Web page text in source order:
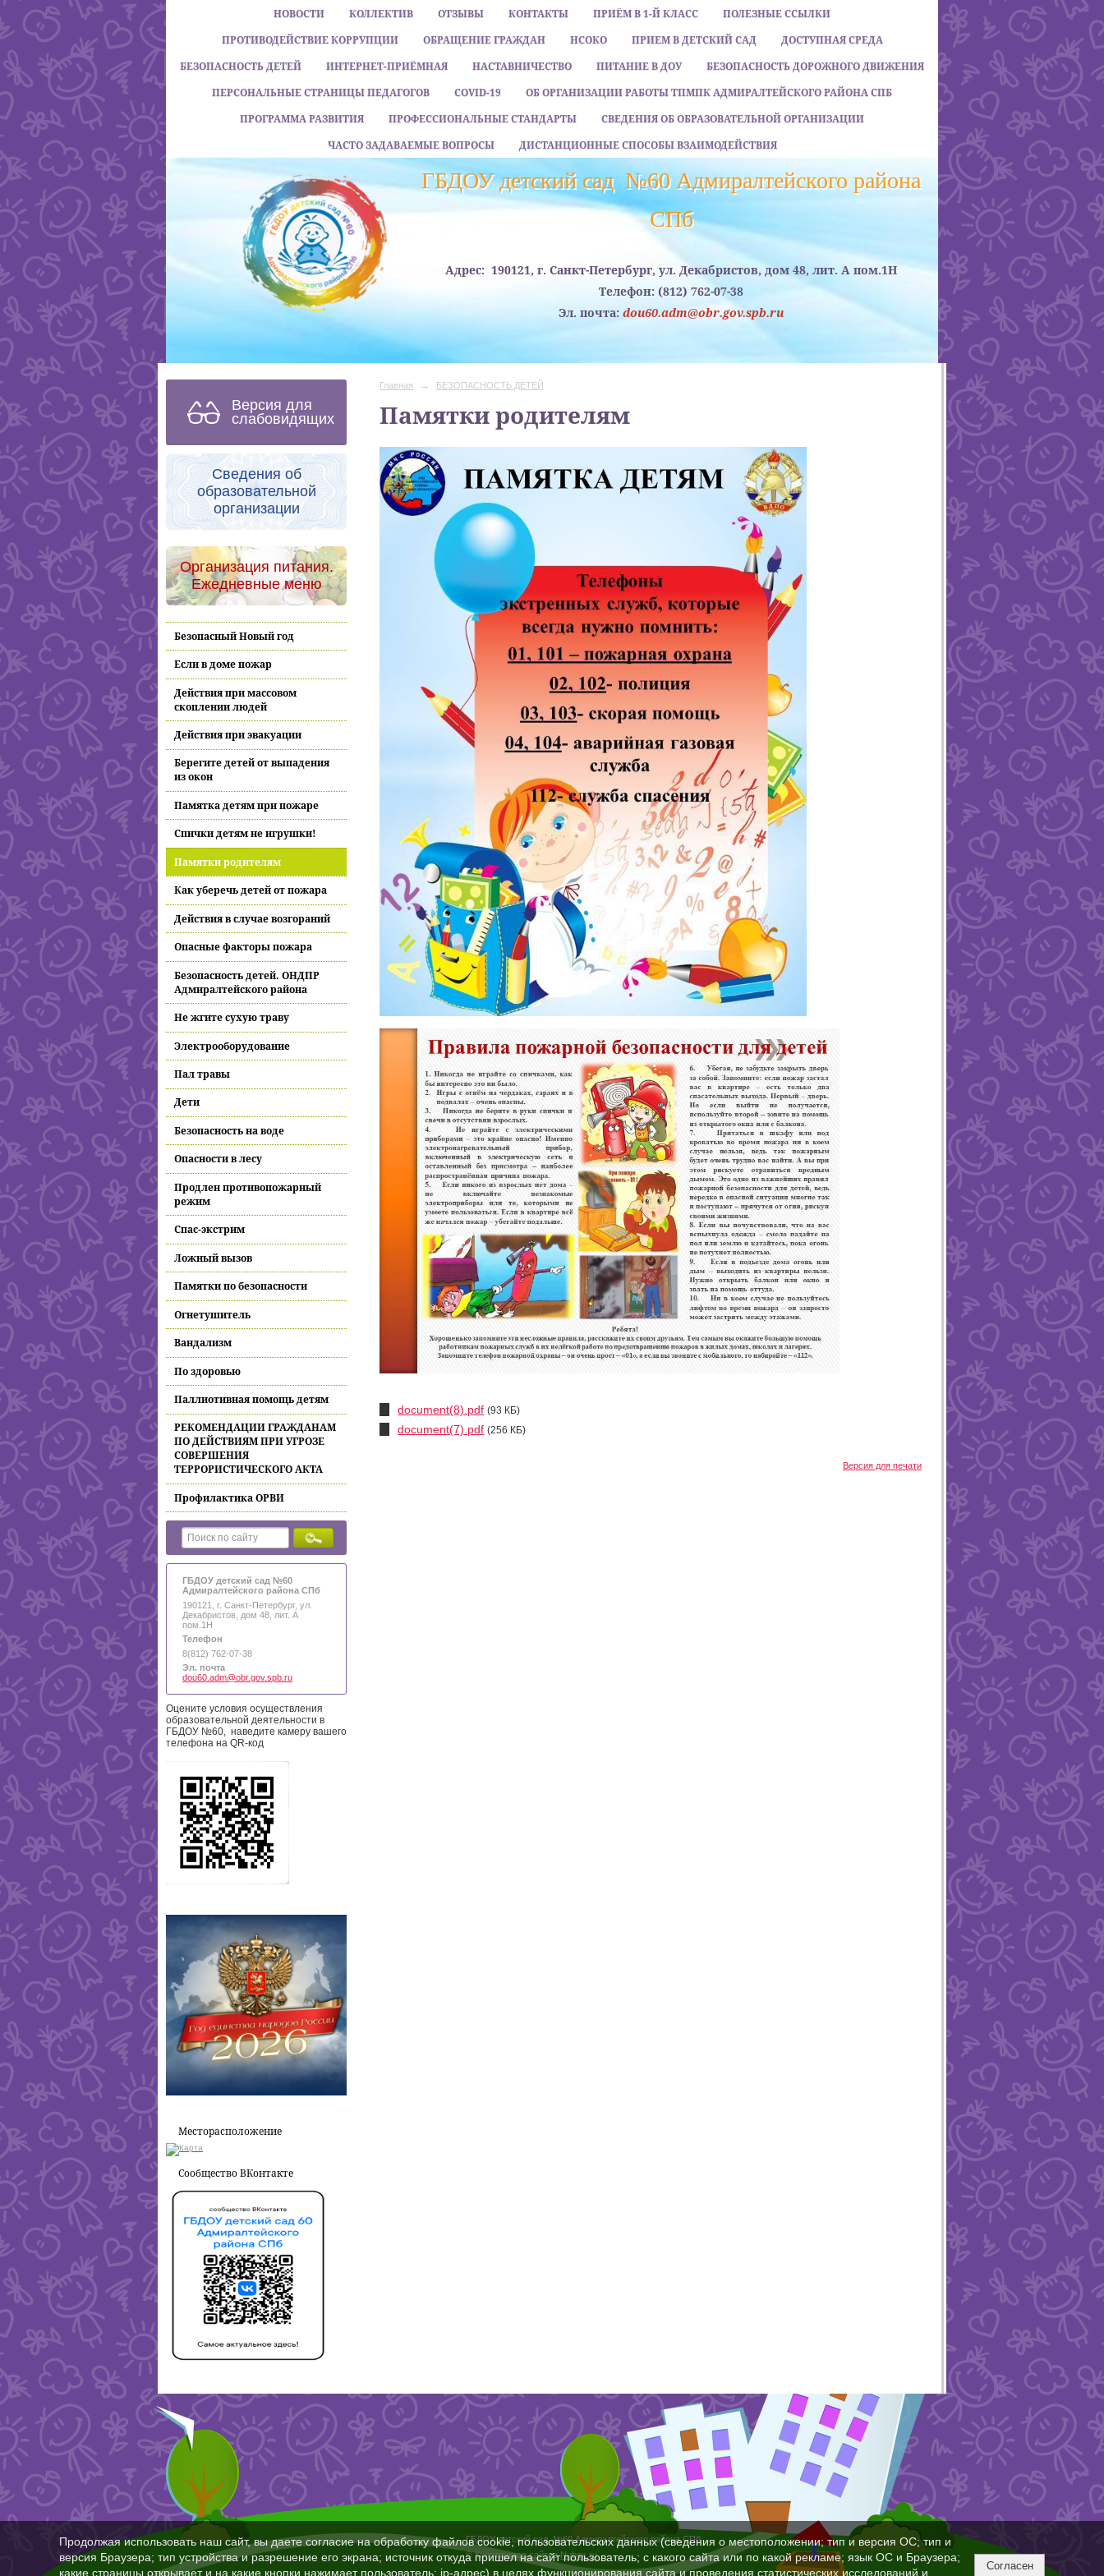
НОВОСТИ КОЛЛЕКТИВ ОТЗЫВЫ КОНТАКТЫ ПРИЁМ В 1-Й КЛАСС
ПОЛЕЗНЫЕ ССЫЛКИ
ПРОТИВОДЕЙСТВИЕ КОРРУПЦИИ
ОБРАЩЕНИЕ ГРАЖДАН НСОКО ПРИЕМ В ДЕТСКИЙ САД
ДОСТУПНАЯ СРЕДА
БЕЗОПАСНОСТЬ ДЕТЕЙ
ИНТЕРНЕТ-ПРИЁМНАЯ НАСТАВНИЧЕСТВО ПИТАНИЕ В ДОУ
БЕЗОПАСНОСТЬ ДОРОЖНОГО ДВИЖЕНИЯ
ПЕРСОНАЛЬНЫЕ СТРАНИЦЫ ПЕДАГОГОВ
COVID-19
ОБ ОРГАНИЗАЦИИ РАБОТЫ ТПМПК АДМИРАЛТЕЙСКОГО РАЙОНА СПБ
ПРОГРАММА РАЗВИТИЯ
ПРОФЕССИОНАЛЬНЫЕ СТАНДАРТЫ
СВЕДЕНИЯ ОБ ОБРАЗОВАТЕЛЬНОЙ ОРГАНИЗАЦИИ
ЧАСТО ЗАДАВАЕМЫЕ ВОПРОСЫ
ДИСТАНЦИОННЫЕ СПОСОБЫ ВЗАИМОДЕЙСТВИЯ
ГБДОУ детский сад №60 Адмиралтейского района
CПб
Адрес: 190121, г. Санкт-Петербург, ул. Декабристов, дом 48, лит. А пом.1Н
Телефон: (812) 762-07-38
Эл. почта: dou60.adm@obr.gov.spb.ru
Версия для
слабовидящих
Сведения об
образовательной
организации
Организация питания.
Ежедневные меню
Безопасный Новый год
Если в доме пожар
Действия при массовом
скоплении людей
Действия при эвакуации
Берегите детей от выпадения
из окон
Памятка детям при пожаре
Спички детям не игрушки!
Памятки родителям
Как уберечь детей от пожара
Действия в случае возгораний
Опасные факторы пожара
Безопасность детей. ОНДПР
Адмиралтейского района
Не жгите сухую траву
Электрооборудование
Пал травы
Дети
Безопасность на воде
Опасности в лесу
Продлен противопожарный
режим
Спас-экстрим
Ложный вызов
Памятки по безопасности
Огнетушитель
Вандализм
По здоровью
Паллиотивная помощь детям
РЕКОМЕНДАЦИИ ГРАЖДАНАМ
ПО ДЕЙСТВИЯМ ПРИ УГРОЗЕ
СОВЕРШЕНИЯ
ТЕРРОРИСТИЧЕСКОГО АКТА
Профилактика ОРВИ
ГБДОУ детский сад №60
Адмиралтейского района СПб
190121, г. Санкт-Петербург, ул.
Декабристов, дом 48, лит. А
пом.1Н
Телефон
8(812) 762-07-38
Эл. почта
dou60.adm@obr.gov.spb.ru
Оцените условия осуществления
образовательной деятельности в
ГБДОУ №60, наведите камеру вашего
телефона на QR-код
Месторасположение
Сообщество ВКонтакте
Главная → БЕЗОПАСНОСТЬ ДЕТЕЙ
Памятки родителям
document(8).pdf (93 КБ)
document(7).pdf (256 КБ)
Версия для печати
ГБДОУ детский сад №60 Адмиралтейского района СПб
© Конструктор сайтовNubex.ru
Продолжая использовать наш сайт, вы даете согласие на обработку файлов cookie, пользовательских данных (сведения о местоположении; тип и версия ОС; тип и
версия Браузера; тип устройства и разрешение его экрана; источник откуда пришел на сайт пользователь; с какого сайта или по какой рекламе; язык ОС и Браузера;
какие страницы открывает и на какие кнопки нажимает пользователь; ip-адрес) в целях функционирования сайта и проведения статистических исследований и
Согласен